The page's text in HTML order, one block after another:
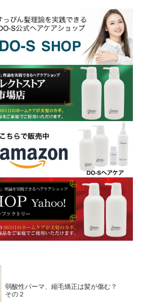
弱酸性パーマ、縮毛矯正は髪が傷む？
その２